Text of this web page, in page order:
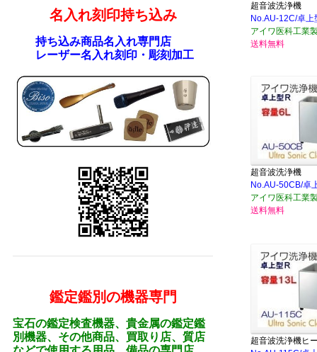
超音波洗浄機
No.AU-12C/卓上
アイワ医科工業
送料無料
超音波洗浄機
No.AU-50CB/卓
アイワ医科工業
送料無料
超音波洗浄機ヒ
名入れ刻印持ち込み
持ち込み商品名入れ専門店
レーザー名入れ刻印・彫刻加工
鑑定鑑別の機器専門
宝石の鑑定検査機器、貴金属の鑑定鑑
別機器、その他商品、買取り店、質店